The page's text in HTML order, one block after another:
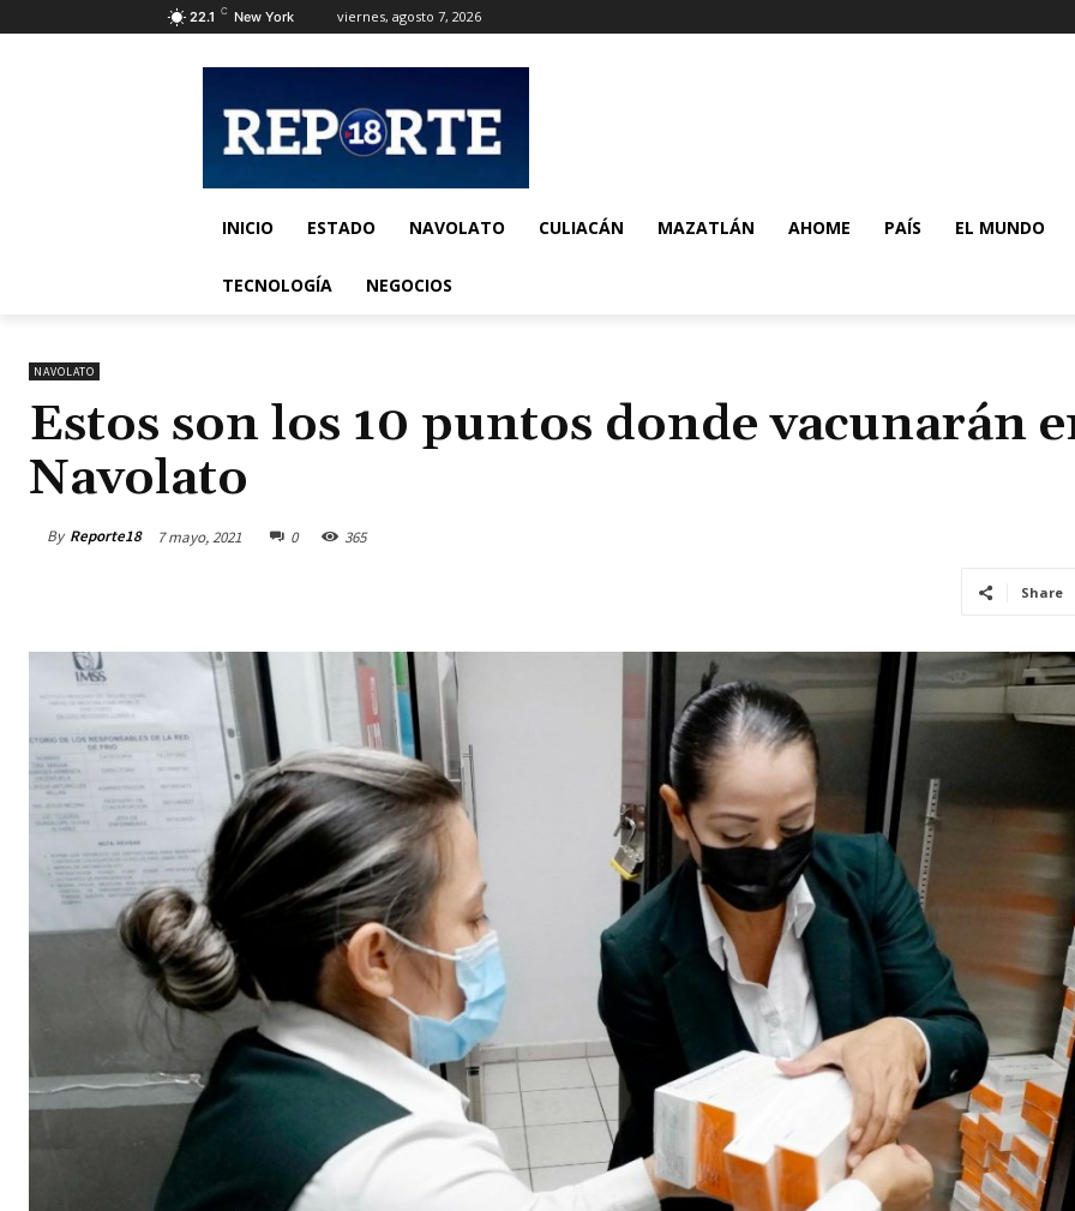
22.1 C New York viernes, agosto 7, 2026
INICIO ESTADO NAVOLATO CULIACÁN MAZATLÁN AHOME PAÍS EL MUNDO
TECNOLOGÍA NEGOCIOS
NAVOLATO
Estos son los 10 puntos donde vacunarán
Navolato
By Reporte18 7 mayo, 2021 0 365
Share